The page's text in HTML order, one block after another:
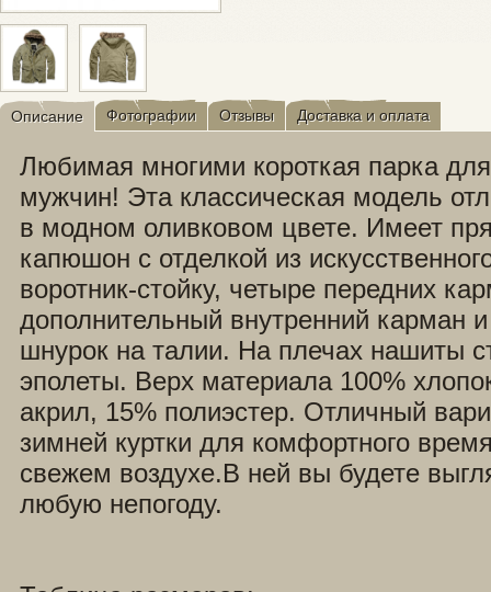
Описание Фотографии Отзывы Доставка и оплата
Любимая многими короткая парка
мужчин! Эта классическая модель
в модном оливковом цвете. Имеет
капюшон с отделкой из
воротник-стойку, четыре передних
дополнительный внутренний карман
шнурок на талии. На плечах нашиты
эполеты. Верх материала 100%
акрил, 15% полиэстер. Отличный
зимней куртки для комфортного
свежем воздухе.В ней вы будете
любую непогоду.